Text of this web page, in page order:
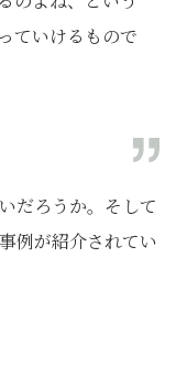
ていけるもので
だろうか。そして
例が紹介されてい